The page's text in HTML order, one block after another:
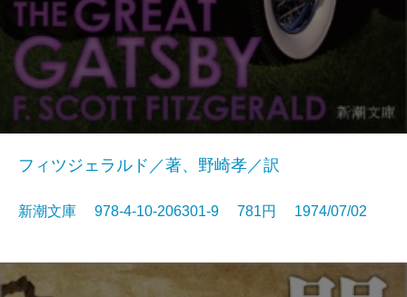
フィツジェラルド／著、野崎孝／訳
新潮文庫 978-4-10-206301-9 781円 1974/07/02